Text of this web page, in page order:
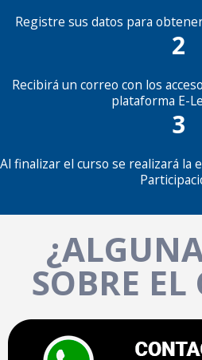
Registre sus datos para
2
Recibirá un correo con los
plataforma E-
3
Al finalizar el curso se realizará la
SOBRE EL